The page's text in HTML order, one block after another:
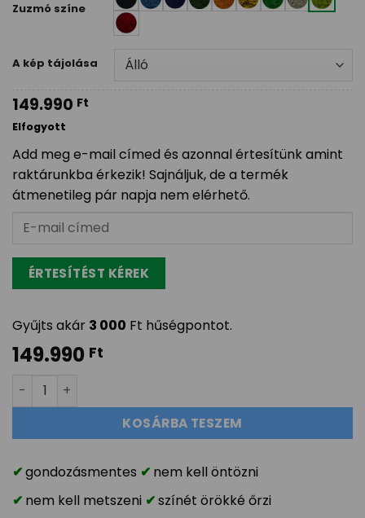
Zuzmó színe
A kép tájolása
149.990 Ft
Elfogyott
Add meg e-mail címed és azonnal értesítünk amint
raktárunkba érkezik! Sajnáljuk, de a termék
átmenetileg pár napja nem elérhető.
Gyűjts akár 3 000 Ft hűségpontot.
149.990 Ft
65x120cm egyszínű zuzmó kép fa keretben (5
KOSÁRBA TESZEM
gondozásmentes
nem kell öntözni
nem kell metszeni
színét örökké őrzi